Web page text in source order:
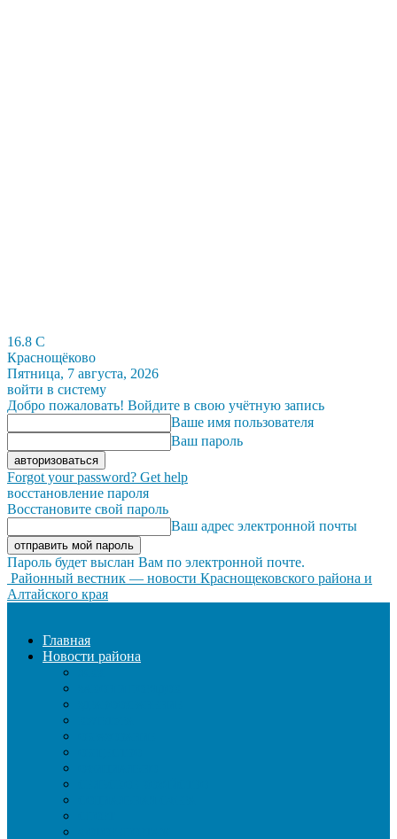
16.8 C
Краснощёково
Пятница, 7 августа, 2026
войти в систему
Добро пожаловать! Войдите в свою учётную запись
Ваше имя пользователя
Ваш пароль
Forgot your password? Get help
восстановление пароля
Восстановите свой пароль
Ваш адрес электронной почты
Пароль будет выслан Вам по электронной почте.
Районный вестник — новости Краснощековского района и
Алтайского края
Главная
Новости района